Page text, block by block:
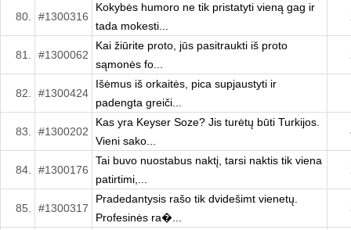
80. #1300316
Kokybės humoro ne tik pristatyti vieną gag ir
tada mokesti...
81. #1300062
Kai žiūrite proto, jūs pasitraukti iš proto
sąmonės fo...
82. #1300424
Išėmus iš orkaitės, pica supjaustyti ir
padengta greiči...
83. #1300202
Kas yra Keyser Soze? Jis turėtų būti Turkijos.
Vieni sako...
84. #1300176
Tai buvo nuostabus naktį, tarsi naktis tik viena
patirtimi,...
85. #1300317
Pradedantysis rašo tik dvidešimt vienetų.
Profesinės ra�...